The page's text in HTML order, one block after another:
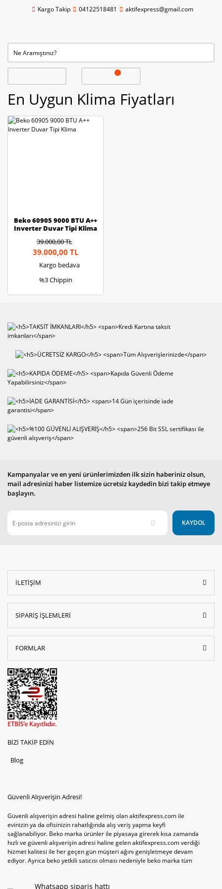
Kargo Takip 04122518481 aktifexpress@gmail.com
En Uygun Klima Fiyatları
Beko 60905 9000 BTU A++
Inverter Duvar Tipi Klima
39.000,00 TL
39.000,00 TL
Kargo bedava
%3 Chippin
Kampanyalar ve en yeni ürünlerimizden ilk sizin haberiniz olsun,
mail adresinizi haber listemize ücretsiz kaydedin bizi takip etmeye
başlayın.
KAYDOL
İLETİŞİM
SİPARİŞ İŞLEMLERİ
FORMLAR
BİZİ TAKİP EDİN
Blog
Güvenli Alışverişin Adresi!
Güvenli alışverişin adresi haline gelmiş olan aktifexpress.com ile
evinizin ya da ofisinizin rahatlığında alış veriş yapma keyfi
sağlanabiliyor. Beko marka ürünler ile piyasaya girerek kısa zamanda
hızlı ve güvenli alışverişin adresi haline gelen aktifexpress.com verdiği
hizmet kalitesi ile her geçen gün müşteri ağını genişletmeye devam
ediyor. Ayrıca beko yetkili satıcısı olması nedeniyle beko marka tüm
televizyon ya da bulaşık makinesi değil aynı zamanda çamaşır makinesi
Whatsapp sipariş hattı